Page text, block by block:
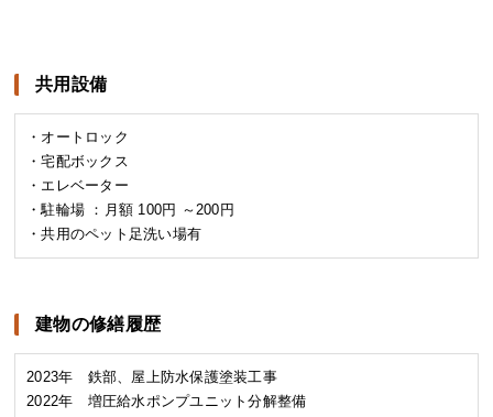
共用設備
・オートロック
・宅配ボックス
・エレベーター
・駐輪場 ：月額 100円 ～200円
・共用のペット足洗い場有
建物の修繕履歴
2023年 鉄部、屋上防水保護塗装工事
2022年 増圧給水ポンプユニット分解整備